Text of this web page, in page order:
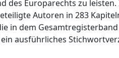
des Europarechts zu
Autoren in 283
in dem
ausführliches